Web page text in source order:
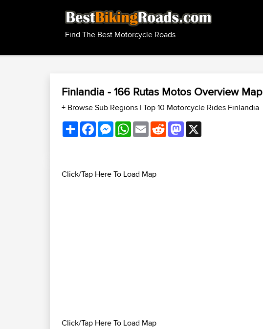
Find The Best Motorcycle Roads
Finlandia - 166 Rutas Motos Overview Map
+ Browse Sub Regions |Top 10 Motorcycle Rides Finlandia
ShareFacebookMessenger
WhatsApp
EmailRedditMastodon
Click/Tap Here To Load Map
Click/Tap Here To Load Map